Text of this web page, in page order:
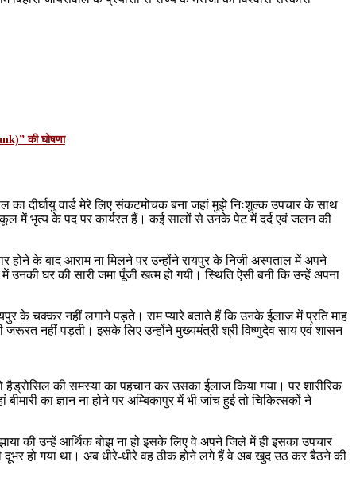
की घोषणा
दीर्घायु वार्ड मेरे लिए संकटमोचक बना जहां मुझे निःशुल्क उपचार के साथ
स्कूल में भृत्य के पद पर कार्यरत हैं। कई सालों से उनके पेट में दर्द एवं जलन की
होने के बाद आराम ना मिलने पर उन्होंने रायपुर के निजी अस्पताल में अपने
घर की सारी जमा पूँजी खत्म हो गयी। स्थिति ऐसी बनी कि उन्हें अपना
के चक्कर नहीं लगाने पड़ते। राम प्यारे बताते हैं कि उनके ईलाज में प्रति माह
नहीं पड़ती। इसके लिए उन्होंने मुख्यमंत्री श्री विष्णुदेव साय एवं शासन
की समस्या का पहचान कर उसका ईलाज किया गया। पर शारीरिक
का ज्ञान ना होने पर अम्बिकापुर में भी जांच हुई तो चिकित्सकों ने
की उन्हें आर्थिक बोझ ना हो इसके लिए वे अपने जिले में ही इसका उपचार
दूभर हो गया था। अब धीरे-धीरे वह ठीक होने लगे हैं वे अब खुद उठ कर बैठने की